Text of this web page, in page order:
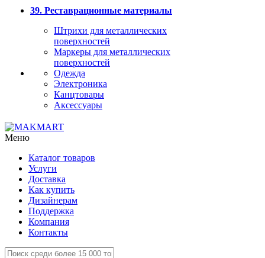
39. Реставрационные материалы
Штрихи для металлических
поверхностей
Маркеры для металлических
поверхностей
Одежда
Электроника
Канцтовары
Аксессуары
Меню
Каталог товаров
Услуги
Доставка
Как купить
Дизайнерам
Поддержка
Компания
Контакты